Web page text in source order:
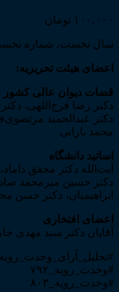
۱۰۰,۰۰۰ تومان
سال نخست، شماره نخست،
اعضای هیئت تحریریه:
قضات دیوان عالی کشور
دکتر رضا فرج‌اللهی،
دکتر عبدالحمید
محمد بارانی
اساتید دانشگاه
آیت‌الله دکتر محقق
دکتر حسین میرمحمد
ابراهیمیان، دکتر حسن
اعضای افتخاری
آقایان دکتر سید مهدی
#تحلیل_آرای_وحدت_رویه
#وحدت_رویه_۷۹۲
#وحدت_رویه_۸۰۳